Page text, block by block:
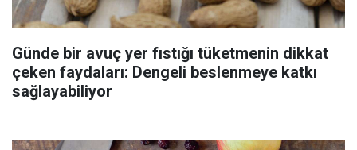
Günde bir avuç yer fıstığı tüketmenin dikkat
çeken faydaları: Dengeli beslenmeye katkı
sağlayabiliyor